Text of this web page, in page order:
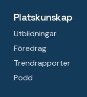
Platskunskap
Utbildningar
Föredrag
Trendrapporter
Podd